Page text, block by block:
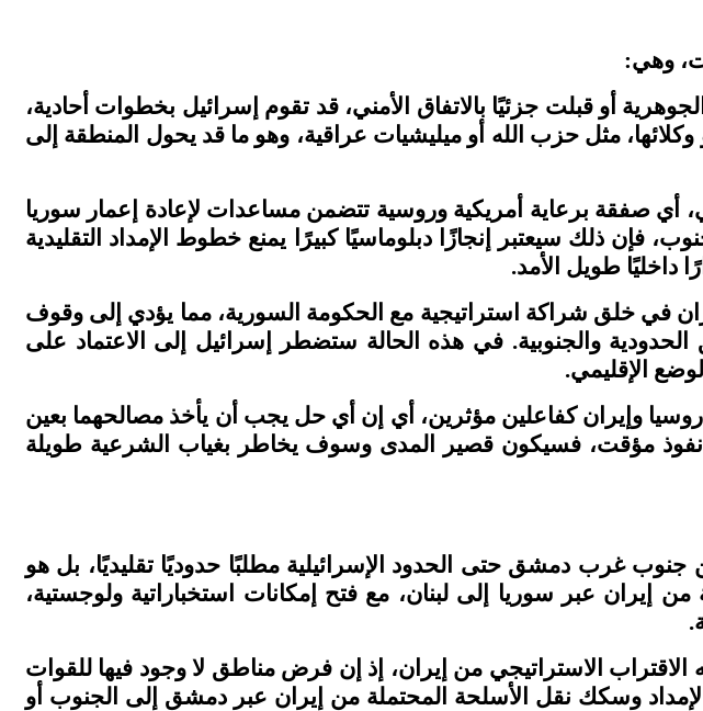
وهي:
أو قبلت جزئيًا بالاتفاق الأمني، قد تقوم إسرائيل بخطوات أحادية،
مثل حزب الله أو ميليشيات عراقية، وهو ما قد يحول المنطقة إلى
أي صفقة برعاية أمريكية وروسية تتضمن مساعدات لإعادة إعمار سوريا
فإن ذلك سيعتبر إنجازًا دبلوماسيًا كبيرًا يمنع خطوط الإمداد التقليدية
داخليًا طويل الأمد.
في خلق شراكة استراتيجية مع الحكومة السورية، مما يؤدي إلى وقوف
والجنوبية. في هذه الحالة ستضطر إسرائيل إلى الاعتماد على
الإقليمي.
روسيا وإيران كفاعلين مؤثرين، أي إن أي حل يجب أن يأخذ مصالحهما بعين
نفوذ مؤقت، فسيكون قصير المدى وسوف يخاطر بغياب الشرعية طويلة
جنوب غرب دمشق حتى الحدود الإسرائيلية مطلبًا حدوديًا تقليديًا، بل هو
عبر سوريا إلى لبنان، مع فتح إمكانات استخباراتية ولوجستية،
.
الاستراتيجي من إيران، إذ إن فرض مناطق لا وجود فيها للقوات
وسكك نقل الأسلحة المحتملة من إيران عبر دمشق إلى الجنوب أو